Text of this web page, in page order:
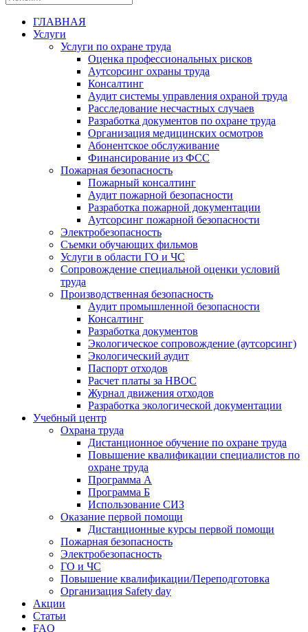
ГЛАВНАЯ
Услуги
Услуги по охране труда
Оценка профессиональных рисков
Аутсорсинг охраны труда
Консалтинг
Аудит системы управления охраной труда
Расследование несчастных случаев
Разработка документов по охране труда
Организация медицинских осмотров
Абонентское обслуживание
Финансирование из ФСС
Пожарная безопасность
Пожарный консалтинг
Аудит пожарной безопасности
Разработка пожарной документации
Аутсорсинг пожарной безопасности
Электробезопасность
Съемки обучающих фильмов
Услуги в области ГО и ЧС
Сопровождение специальной оценки условий
труда
Производственная безопасность
Аудит промышленной безопасности
Консалтинг
Разработка документов
Экологическое сопровождение (аутсорсинг)
Экологический аудит
Паспорт отходов
Расчет платы за НВОС
Журнал движения отходов
Разработка экологической документации
Учебный центр
Охрана труда
Дистанционное обучение по охране труда
Повышение квалификации специалистов по
охране труда
Программа А
Программа Б
Использование СИЗ
Оказание первой помощи
Дистанционные курсы первой помощи
Пожарная безопасность
Электробезопасность
ГО и ЧС
Повышение квалификации/Переподготовка
Организация Safety day
Акции
Статьи
FAQ